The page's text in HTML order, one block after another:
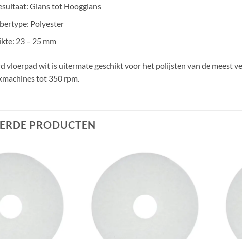
Glans tot Hoogglans
Polyester
23 – 25 mm
vloerpad wit is uitermate geschikt voor het polijsten van de meest
tot 350 rpm.
PRODUCTEN